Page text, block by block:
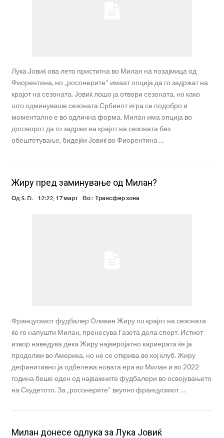
Лука Јовиќ ова лето пристигна во Милан на позајмица од
Фиорентина, но „росонерите“ имаат опција да го задржат на
крајот на сезоната. Јовиќ лошо ја отвори сезоната, но како
што одминуваше сезоната Србинот игра се подобро и
моментално е во одлична форма. Милан има опција во
договорот да го задржи на крајот на сезоната без
обештетување, бидејќи Јовиќ во Фиорентина …
Жиру пред заминување од Милан?
Од S. D. 12:22, 17 март Во : Трансфер зона
Францускиот фудбалер Оливие Жиру по крајот на сезоната
ќе го напушти Милан, пренесува Газета дела спорт. Истиот
извор наведува дека Жиру најверојатно кариерата ќе ја
продолжи во Америка, но не се открива во кој клуб. Жиру
дефинитивно ја одбележа новата ера во Милан и во 2022
година беше еден од најважните фудбалери во освојувањето
на Скудетото. За „росонерите“ вкупно францускиот …
Милан донесе одлука за Лука Јовиќ